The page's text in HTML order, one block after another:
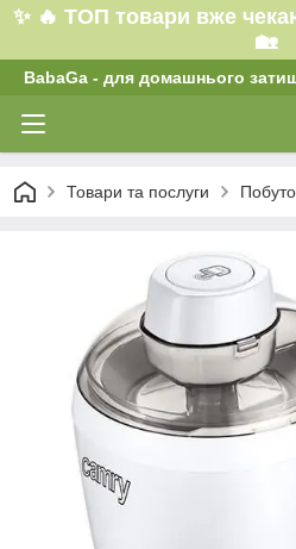
✨ 🔥 ТОП товари вже
🏡
BabaGa - для домашнього
Товари та послуги